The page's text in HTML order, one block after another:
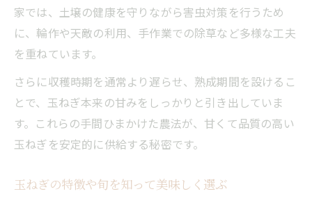
家では、土壌の健康を守りながら害虫対策を行うため
に、輪作や天敵の利用、手作業での除草など多様な工夫
を重ねています。
さらに収穫時期を通常より遅らせ、熟成期間を設けるこ
とで、玉ねぎ本来の甘みをしっかりと引き出していま
す。これらの手間ひまかけた農法が、甘くて品質の高い
玉ねぎを安定的に供給する秘密です。
玉ねぎの特徴や旬を知って美味しく選ぶ